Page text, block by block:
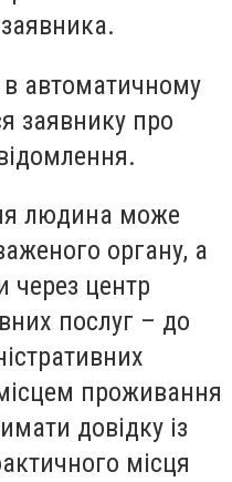
автоматичному
заявнику про
людина може
органу, а
через центр
послуг – до
проживання
довідку із
місця